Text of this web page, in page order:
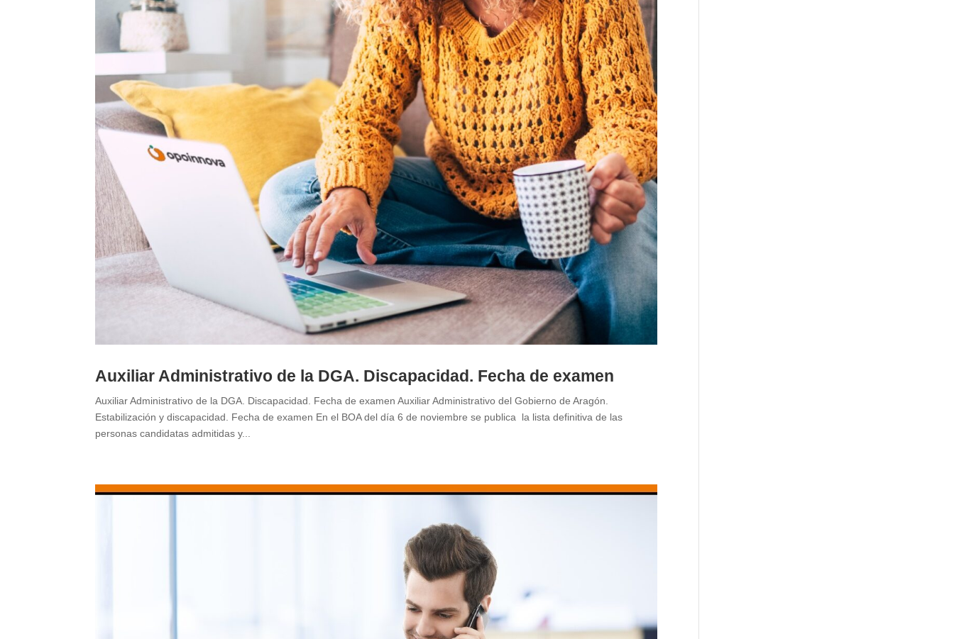
Auxiliar Administrativo de la DGA. Discapacidad. Fecha de examen
Auxiliar Administrativo de la DGA. Discapacidad. Fecha de examen Auxiliar Administrativo del Gobierno de Aragón.
Estabilización y discapacidad. Fecha de examen En el BOA del día 6 de noviembre se publica la lista definitiva de las
personas candidatas admitidas y...